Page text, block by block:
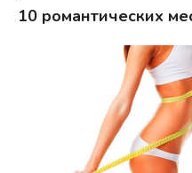
10 романтических